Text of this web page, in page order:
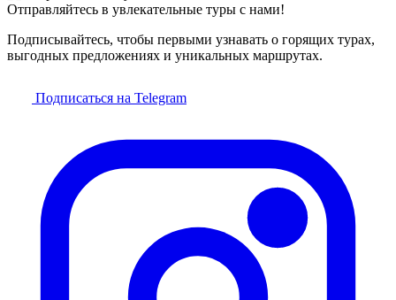
Отправляйтесь в увлекательные туры с нами!
Подписывайтесь, чтобы первыми узнавать о горящих турах,
выгодных предложениях и уникальных маршрутах.
Подписаться на Telegram